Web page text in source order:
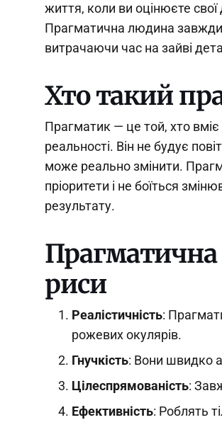
життя, коли ви оцінюєте свої
Прагматична людина
витрачаючи час на зайві
Хто такий
Прагматик — це той, хто вміє
реальності. Він не будує
може реально змінити.
пріоритети і не боїться
результату.
риси
Реалістичність:
рожевих окулярів.
Гнучкість: Вони швидко
Цілеспрямованість:
Ефективність: Роблять